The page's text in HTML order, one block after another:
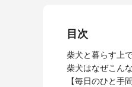
目次
柴犬と暮らす上
柴犬はなぜこん
【毎日のひと手